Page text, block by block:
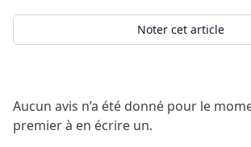
Noter cet article
Aucun avis n’a été donné pour le
premier à en écrire un.